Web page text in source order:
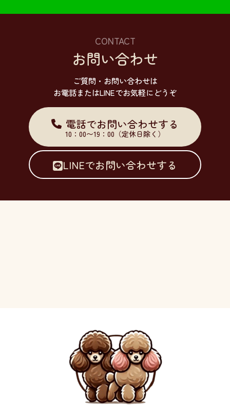
CONTACT
お問い合わせ
ご質問・お問い合わせは
お電話またはLINEでお気軽にどうぞ
電話でお問い合わせする
10：00〜19：00 （定休日除く）
LINEでお問い合わせする